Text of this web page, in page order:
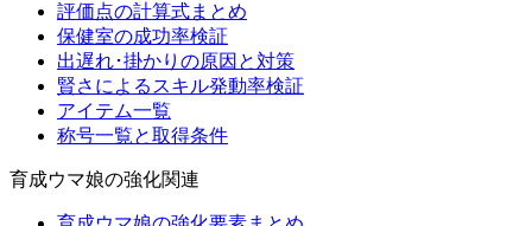
評価点の計算式まとめ
保健室の成功率検証
出遅れ･掛かりの原因と対策
賢さによるスキル発動率検証
アイテム一覧
称号一覧と取得条件
育成ウマ娘の強化関連